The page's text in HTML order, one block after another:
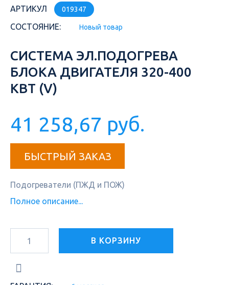
АРТИКУЛ 019347
СОСТОЯНИЕ: Новый товар
СИСТЕМА ЭЛ.ПОДОГРЕВА
БЛОКА ДВИГАТЕЛЯ 320-400
КВТ (V)
41 258,67 руб.
БЫСТРЫЙ ЗАКАЗ
Подогреватели (ПЖД и ПОЖ)
Полное описание...
В КОРЗИНУ